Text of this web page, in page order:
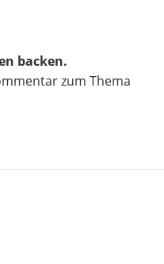
backen.
zum Thema